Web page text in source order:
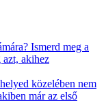
Ismerd meg a
azt, akihez
közelében nem
már az első